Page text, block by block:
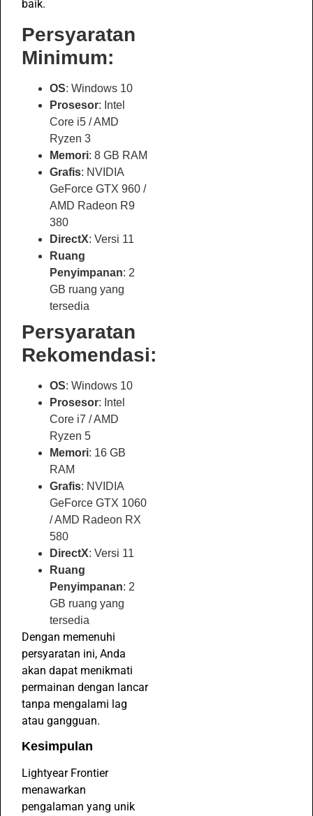
baik.
Persyaratan
Minimum:
OS: Windows 10
Prosesor: Intel
Core i5 / AMD
Ryzen 3
Memori: 8 GB RAM
Grafis: NVIDIA
GeForce GTX 960 /
AMD Radeon R9
380
DirectX: Versi 11
Ruang
Penyimpanan: 2
GB ruang yang
tersedia
Persyaratan
Rekomendasi:
OS: Windows 10
Prosesor: Intel
Core i7 / AMD
Ryzen 5
Memori: 16 GB
RAM
Grafis: NVIDIA
GeForce GTX 1060
/ AMD Radeon RX
580
DirectX: Versi 11
Ruang
Penyimpanan: 2
GB ruang yang
tersedia
Dengan memenuhi
persyaratan ini, Anda
akan dapat menikmati
permainan dengan lancar
tanpa mengalami lag
atau gangguan.
Kesimpulan
Lightyear Frontier
menawarkan
pengalaman yang unik